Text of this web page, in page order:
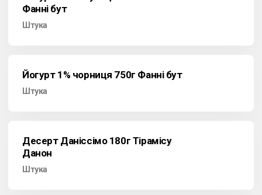
Фанні бут
Штука
Йогурт 1% чорниця 750г Фанні бут
Штука
Десерт Даніссімо 180г Тірамісу
Данон
Штука